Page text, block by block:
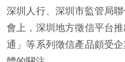
深圳人行、深圳市監管局
會上，深圳地方徵信平台
通」等系列徵信產品頗受